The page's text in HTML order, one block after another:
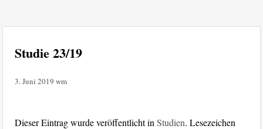
Studie 23/19
3. Juni 2019 wm
Dieser Eintrag wurde veröffentlicht inStudien. Lesezeichen